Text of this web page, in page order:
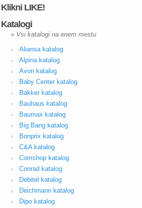
Klikni LIKE!
Katalogi
» Vsi katalogi na enem mestu
Aliansa katalog
Alpina katalog
Avon katalog
Baby Center katalog
Bakker katalog
Bauhaus katalog
Baumax katalog
Big Bang katalog
Bonprix katalog
C&A katalog
Comshop katalog
Conrad katalog
Debitel katalog
Deichmann katalog
Dipo katalog